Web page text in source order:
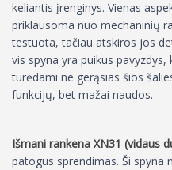
keliantis įrenginys. Vienas
priklausoma nuo mechaninių
testuota, tačiau atskiros jos
vis spyna yra puikus
turėdami ne gerąsias šios
funkcijų, bet mažai naudos.
Išmani rankena XN31 (vidaus
patogus sprendimas. Ši spyna